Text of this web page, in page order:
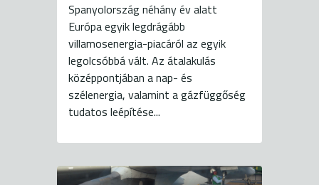
Spanyolország néhány év alatt
Európa egyik legdrágább
villamosenergia-piacáról az egyik
legolcsóbbá vált. Az átalakulás
középpontjában a nap- és
szélenergia, valamint a gázfüggőség
tudatos leépítése...